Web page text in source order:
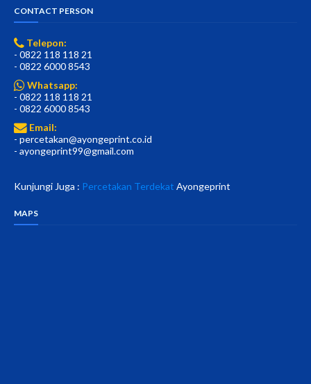
CONTACT PERSON
Telepon:
- 0822 118 118 21
- 0822 6000 8543
Whatsapp:
- 0822 118 118 21
- 0822 6000 8543
Email:
- percetakan@ayongeprint.co.id
- ayongeprint99@gmail.com
Kunjungi Juga : Percetakan Terdekat Ayongeprint
MAPS